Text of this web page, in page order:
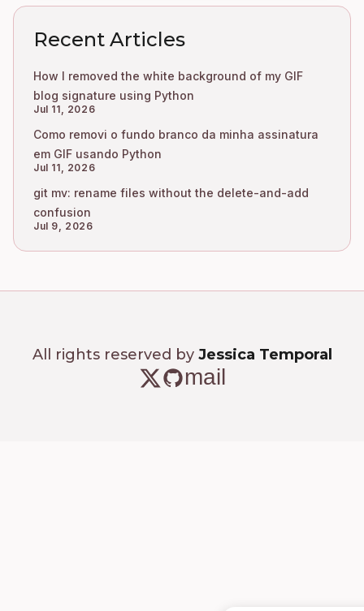
Recent Articles
How I removed the white background of my GIF
blog signature using Python
Jul 11, 2026
Como removi o fundo branco da minha assinatura
em GIF usando Python
Jul 11, 2026
git mv: rename files without the delete-and-add
confusion
Jul 9, 2026
All rights reserved by Jessica Temporal
mail